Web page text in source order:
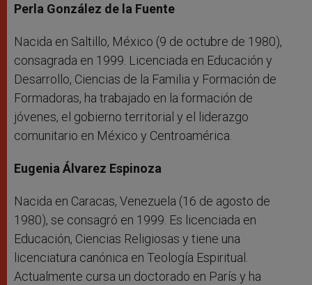
Perla González de la Fuente
Nacida en Saltillo, México (9 de octubre de 1980),
consagrada en 1999. Licenciada en Educación y
Desarrollo, Ciencias de la Familia y Formación de
Formadoras, ha trabajado en la formación de
jóvenes, el gobierno territorial y el liderazgo
comunitario en México y Centroamérica.
Eugenia Álvarez Espinoza
Nacida en Caracas, Venezuela (16 de agosto de
1980), se consagró en 1999. Es licenciada en
Educación, Ciencias Religiosas y tiene una
licenciatura canónica en Teología Espiritual.
Actualmente cursa un doctorado en París y ha